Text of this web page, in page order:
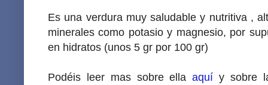
Es una verdura muy saludable y nutritiva ,
minerales como potasio y magnesio, por
en hidratos (unos 5 gr por 100 gr)
Podéis leer mas sobre ellaaquí y sobre